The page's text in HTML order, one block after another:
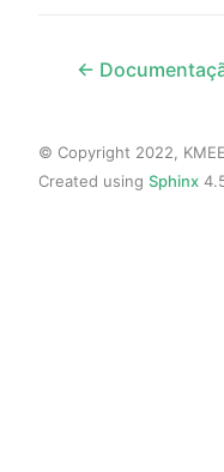
←
© Copyright 2022, KMEE
Created using Sphinx